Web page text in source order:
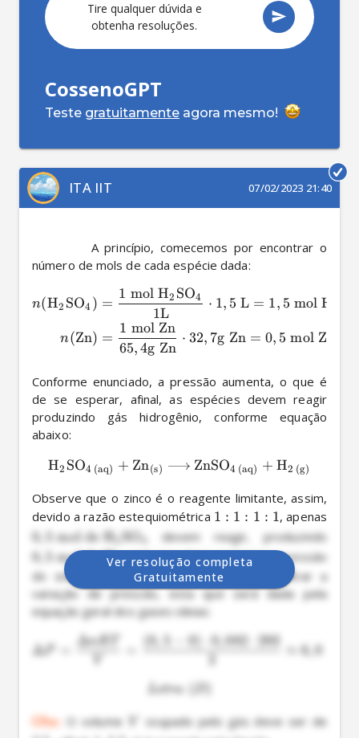
Tire qualquer dúvida e
obtenha resoluções.
CossenoGPT
Teste gratuitamente agora mesmo!
ITA IIT 07/02/2023 21:40
número de mols de cada espécie dada:
n(HX
2 SOX
4 )
n(Zn)
=
1L
1 mol HX
2 SOX
4 ⋅ 1, 5 L = 1, 5 mol H
=
65,4g Zn
1 mol Zn
⋅ 32, 7g Zn = 0, 5 mol Zn
Conforme enunciado, a pressão aumenta, o que é
de se esperar, afinal, as espécies devem reagir
produzindo gás hidrogênio, conforme equação
abaixo:
HX
2 SOX
4 X
(aq) + ZnX
(s) ZnSOX
4 X
(aq) + HX
2 X
(g)
Observe que o zinco é o reagente limitante, assim,
devido a razão estequiométrica 1 : 1 : 1 : 1
0, mol de H SO devem reagir, produzindo
0, mol HX
2, este que deve aumentar a pressão
do sistema. Desse modo, resta-nos encontrar a
variação de pressão, esta que será dada pela
equação geral dos gases ideias:
Δ P
V
Δn (0, 0) 0, 082 293
6
e a
Obs:
O volume ocupado pelo gás deve ser de
Ver resolução completa
Gratuitamente